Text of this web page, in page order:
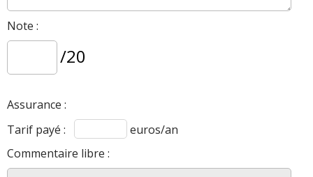
Note :
/20
Assurance :
Tarif payé :
euros/an
Commentaire libre :